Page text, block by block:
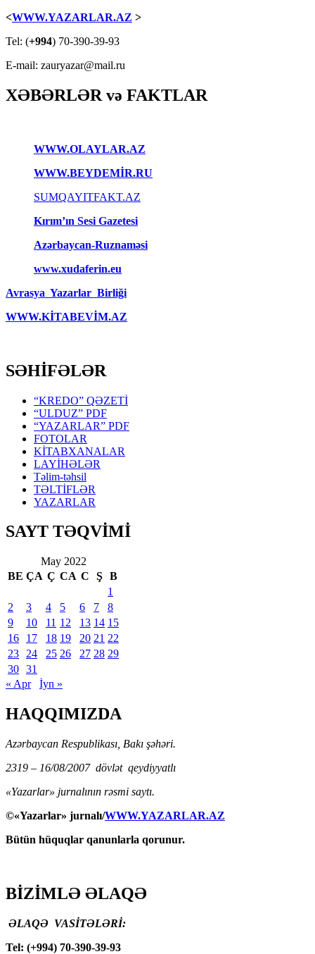
<WWW.YAZARLAR.AZ >
Tel: (+994) 70-390-39-93
E-mail: zauryazar@mail.ru
XƏBƏRLƏR və FAKTLAR
WWW.OLAYLAR.AZ
WWW.BEYDEMİR.RU
SUMQAYITFAKT.AZ
Kırım’ın Sesi Gazetesi
Azərbaycan-Ruznaməsi
www.xudaferin.eu
Avrasya Yazarlar Birliği
WWW.KİTABEVİM.AZ
SƏHİFƏLƏR
“KREDO” QƏZETİ
“ULDUZ” PDF
“YAZARLAR” PDF
FOTOLAR
KİTABXANALAR
LAYİHƏLƏR
Təlim-təhsil
TƏLTİFLƏR
YAZARLAR
SAYT TƏQVİMİ
May 2022
BE ÇA Ç CA C Ş
B
1
2
3 4 5 6 7
8
9
10 11 12 13 14 15
16
17 18 19 20 21 22
23
24 25 26 27 28 29
30 31
« Apr
İyn »
HAQQIMIZDA
Azərbaycan Respublikası, Bakı şəhəri.
2319 – 16/08/2007 dövlət qeydiyyatlı
«Yazarlar» jurnalının rəsmi saytı.
©«Yazarlar» jurnalı/WWW.YAZARLAR.AZ
Bütün hüquqlar qanunlarla qorunur.
BİZİMLƏ ƏLAQƏ
ƏLAQƏ VASİTƏLƏRİ:
Tel: (+994) 70-390-39-93